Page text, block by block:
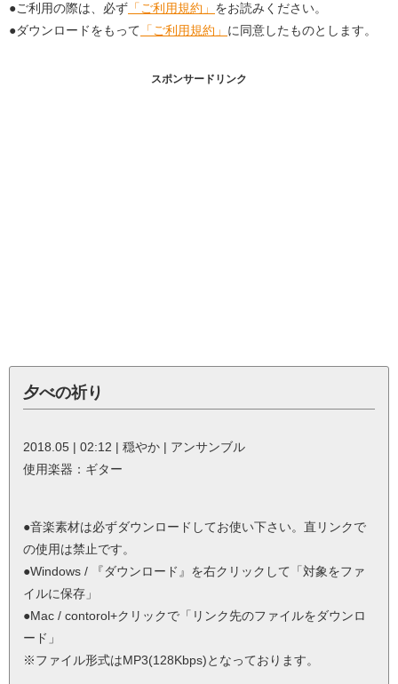
●ご利用の際は、必ず 「ご利用規約」 をお読みください。
●ダウンロードをもって 「ご利用規約」 に同意したものとします。
スポンサードリンク
夕べの祈り
2018.05 | 02:12 | 穏やか | アンサンブル
使用楽器：ギター
●音楽素材は必ずダウンロードしてお使い下さい。直リンクで
の使用は禁止です。
●Windows / 『ダウンロード』を右クリックして「対象をファ
イルに保存」
●Mac / contorol+クリックで「リンク先のファイルをダウンロ
ード」
※ファイル形式はMP3(128Kbps)となっております。